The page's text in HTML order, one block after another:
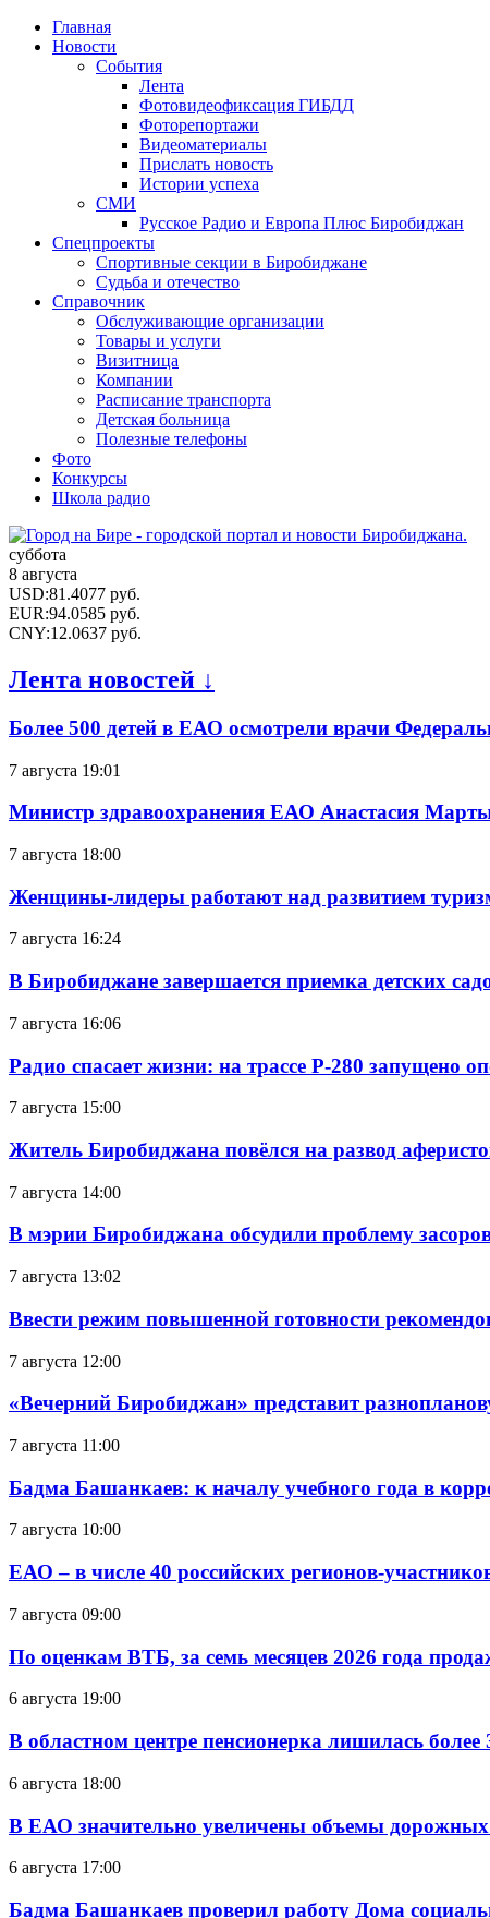
Главная
Новости
События
Лента
Фотовидеофиксация ГИБДД
Фоторепортажи
Видеоматериалы
Прислать новость
Истории успеха
СМИ
Русское Радио и Европа Плюс Биробиджан
Спецпроекты
Спортивные секции в Биробиджане
Судьба и отечество
Справочник
Обслуживающие организации
Товары и услуги
Визитница
Компании
Расписание транспорта
Детская больница
Полезные телефоны
Фото
Конкурсы
Школа радио
суббота
8 августа
USD:81.4077 руб.
EUR:94.0585 руб.
CNY:12.0637 руб.
Лента новостей ↓
Более 500 детей в ЕАО осмотрели врачи
7 августа 19:01
Министр здравоохранения ЕАО Анастасия
7 августа 18:00
Женщины-лидеры работают над развитием
7 августа 16:24
В Биробиджане завершается приемка детских
7 августа 16:06
Радио спасает жизни: на трассе Р-280 запущено
7 августа 15:00
Житель Биробиджана повёлся на развод
7 августа 14:00
В мэрии Биробиджана обсудили проблему
7 августа 13:02
Ввести режим повышенной готовности
7 августа 12:00
«Вечерний Биробиджан» представит
7 августа 11:00
Бадма Башанкаев: к началу учебного года в
7 августа 10:00
ЕАО – в числе 40 российских регионов-
7 августа 09:00
По оценкам ВТБ, за семь месяцев 2026 года
6 августа 19:00
В областном центре пенсионерка лишилась
6 августа 18:00
В ЕАО значительно увеличены объемы дорожных
6 августа 17:00
Бадма Башанкаев проверил работу Дома